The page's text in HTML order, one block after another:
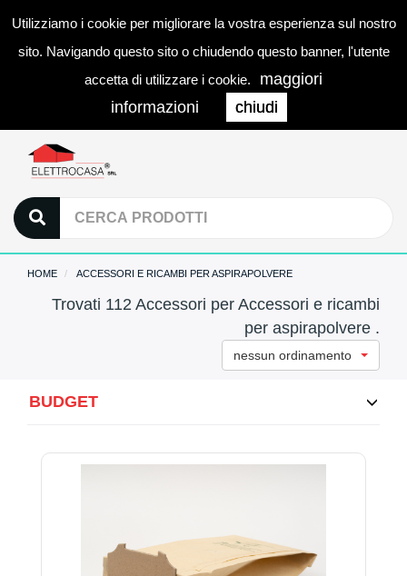
Utilizziamo i cookie per migliorare la vostra esperienza sul nostro
sito. Navigando questo sito o chiudendo questo banner, l'utente
accetta di utilizzare i cookie.
maggiori
informazioni
chiudi
0
HOME ACCESSORI E RICAMBI PER ASPIRAPOLVERE
Trovati 112 Accessori per Accessori e ricambi
per aspirapolvere .
nessun ordinamento
BUDGET